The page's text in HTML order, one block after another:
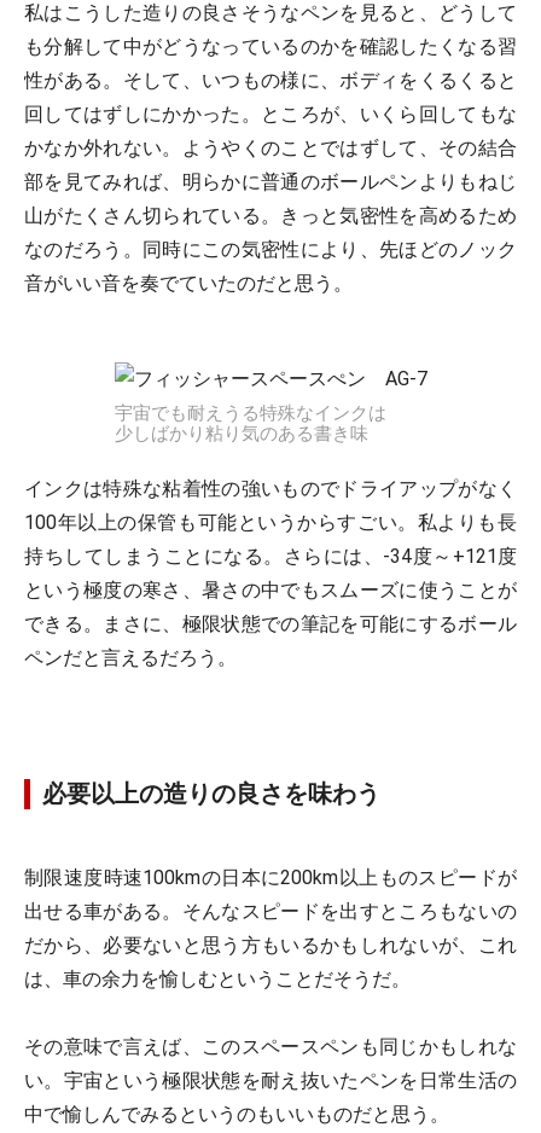
私はこうした造りの良さそうなペンを見ると、どうして
も分解して中がどうなっているのかを確認したくなる習
性がある。そして、いつもの様に、ボディをくるくると
回してはずしにかかった。ところが、いくら回してもな
かなか外れない。ようやくのことではずして、その結合
部を見てみれば、明らかに普通のボールペンよりもねじ
山がたくさん切られている。きっと気密性を高めるため
なのだろう。同時にこの気密性により、先ほどのノック
音がいい音を奏でていたのだと思う。
宇宙でも耐えうる特殊なインクは
少しばかり粘り気のある書き味
インクは特殊な粘着性の強いものでドライアップがなく
100年以上の保管も可能というからすごい。私よりも長
持ちしてしまうことになる。さらには、-34度～+121度
という極度の寒さ、暑さの中でもスムーズに使うことが
できる。まさに、極限状態での筆記を可能にするボール
ペンだと言えるだろう。
必要以上の造りの良さを味わう
制限速度時速100kmの日本に200km以上ものスピードが
出せる車がある。そんなスピードを出すところもないの
だから、必要ないと思う方もいるかもしれないが、これ
は、車の余力を愉しむということだそうだ。
その意味で言えば、このスペースペンも同じかもしれな
い。宇宙という極限状態を耐え抜いたペンを日常生活の
中で愉しんでみるというのもいいものだと思う。